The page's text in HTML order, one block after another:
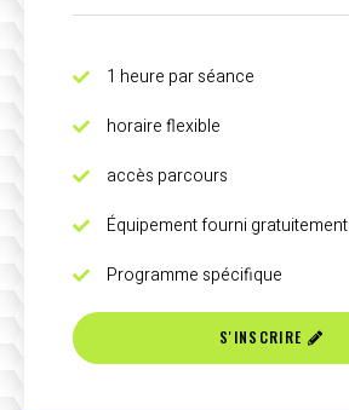
1 heure par séance
horaire flexible
accès parcours
Équipement fourni gratuitement
Programme spécifique
S'INSCRIRE